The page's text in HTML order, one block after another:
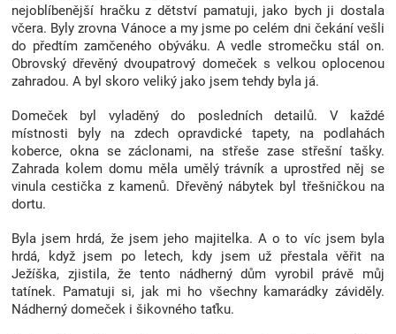
děti
Těhotenské
oblečení
Novinky
Blog
Hračkářství
nejoblíbenější hračku z dětství pamatuji, jako bych ji dostala
včera. Byly zrovna Vánoce a my jsme po celém dni čekání vešli
do předtím zamčeného obýváku. A vedle stromečku stál on.
Obrovský dřevěný dvoupatrový domeček s velkou oplocenou
zahradou. A byl skoro veliký jako jsem tehdy byla já.
Domeček byl vyladěný do posledních detailů. V každé
místnosti byly na zdech opravdické tapety, na podlahách
koberce, okna se záclonami, na střeše zase střešní tašky.
Zahrada kolem domu měla umělý trávník a uprostřed něj se
vinula cestička z kamenů. Dřevěný nábytek byl třešničkou na
dortu.
Byla jsem hrdá, že jsem jeho majitelka. A o to víc jsem byla
hrdá, když jsem po letech, kdy jsem už přestala věřit na
Ježíška, zjistila, že tento nádherný dům vyrobil právě můj
tatínek. Pamatuji si, jak mi ho všechny kamarádky záviděly.
Nádherný domeček i šikovného taťku.